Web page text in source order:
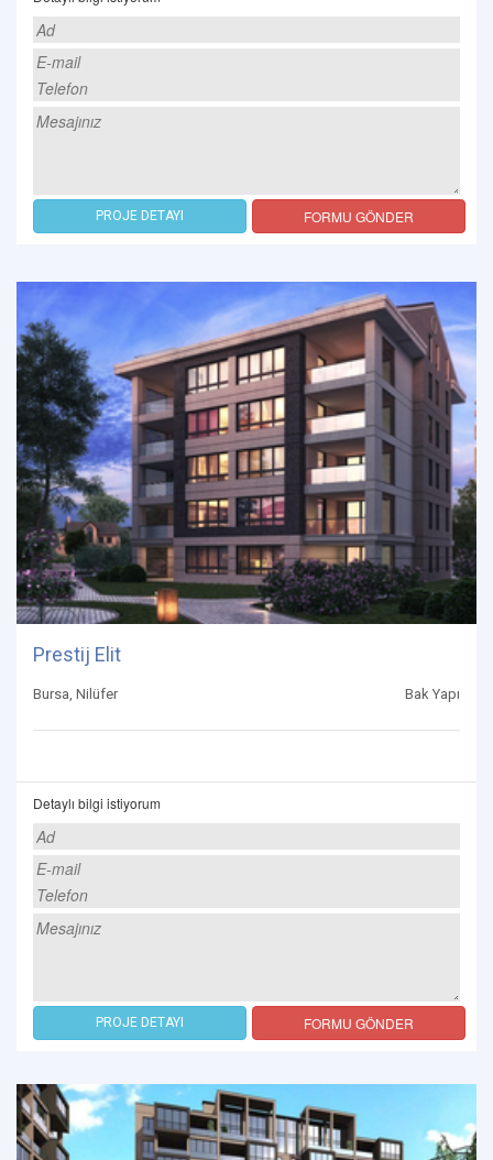
PROJE DETAYI FORMU GÖNDER
Prestij Elit
Bursa, Nilüfer Bak Yapı
Detaylı bilgi istiyorum
PROJE DETAYI FORMU GÖNDER